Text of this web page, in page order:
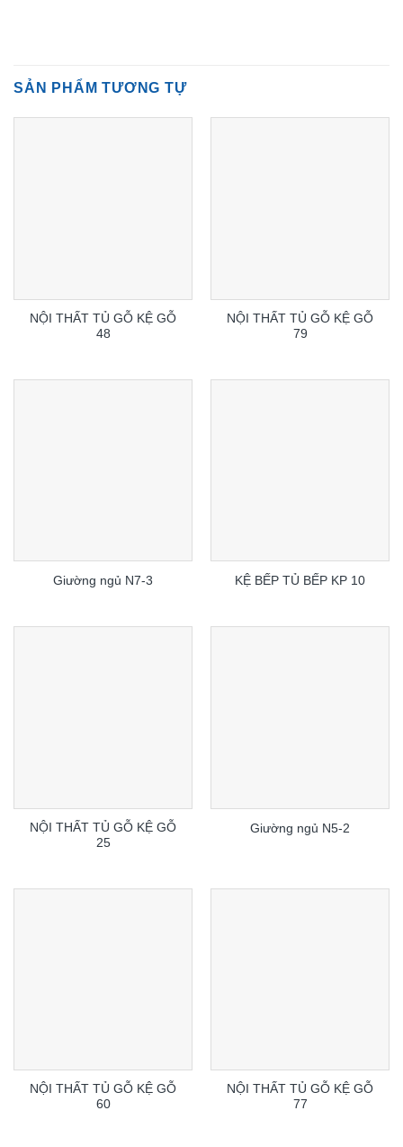
SẢN PHẨM TƯƠNG TỰ
NỘI THẤT TỦ GỖ KỆ GỖ
48
NỘI THẤT TỦ GỖ KỆ GỖ
79
Giường ngủ N7-3 KỆ BẾP TỦ BẾP KP 10
NỘI THẤT TỦ GỖ KỆ GỖ
25
Giường ngủ N5-2
NỘI THẤT TỦ GỖ KỆ GỖ
60
NỘI THẤT TỦ GỖ KỆ GỖ
77